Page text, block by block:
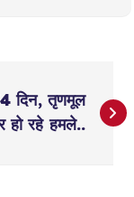
दिन, तृणमूल
हो रहे हमले..